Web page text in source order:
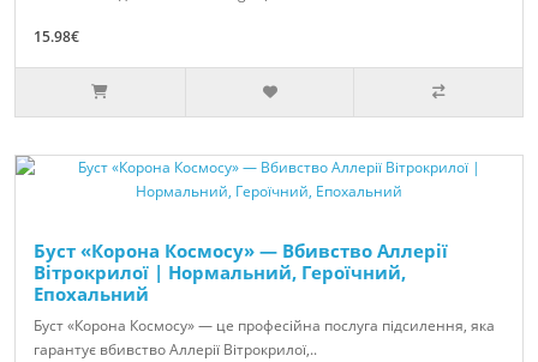
15.98€
Буст «Корона Космосу» — Вбивство Аллерії
Вітрокрилої | Нормальний, Героїчний,
Епохальний
Буст «Корона Космосу» — це професійна послуга підсилення, яка
гарантує вбивство Аллерії Вітрокрилої,..